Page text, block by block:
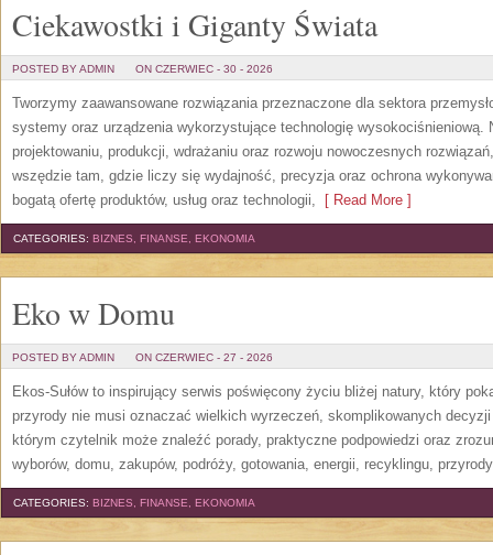
Ciekawostki i Giganty Świata
POSTED BY ADMIN ON CZERWIEC - 30 - 2026
Tworzymy zaawansowane rozwiązania przeznaczone dla sektora
systemy oraz urządzenia wykorzystujące technologię wysokociśnieniową.
projektowaniu, produkcji, wdrażaniu oraz rozwoju nowoczesnych
wszędzie tam, gdzie liczy się wydajność, precyzja oraz ochrona
bogatą ofertę produktów, usług oraz technologii, [ Read More ]
CATEGORIES: BIZNES, FINANSE, EKONOMIA
Eko w Domu
POSTED BY ADMIN ON CZERWIEC - 27 - 2026
Ekos-Sułów to inspirujący serwis poświęcony życiu bliżej natury, który
przyrody nie musi oznaczać wielkich wyrzeczeń, skomplikowanych
którym czytelnik może znaleźć porady, praktyczne podpowiedzi oraz
wyborów, domu, zakupów, podróży, gotowania, energii, recyklingu,
CATEGORIES: BIZNES, FINANSE, EKONOMIA